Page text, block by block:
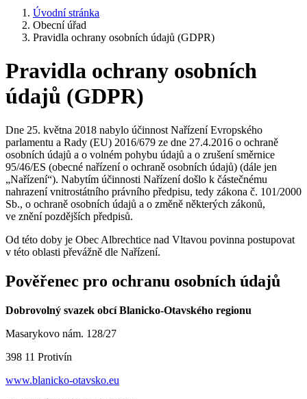
Úvodní stránka
Obecní úřad
Pravidla ochrany osobních údajů (GDPR)
Pravidla ochrany osobních
údajů (GDPR)
Dne 25. května 2018 nabylo účinnost Nařízení Evropského
parlamentu a Rady (EU) 2016/679 ze dne 27.4.2016 o ochraně
osobních údajů a o volném pohybu údajů a o zrušení směrnice
95/46/ES (obecné nařízení o ochraně osobních údajů) (dále jen
„Nařízení“). Nabytím účinnosti Nařízení došlo k částečnému
nahrazení vnitrostátního právního předpisu, tedy zákona č. 101/2000
Sb., o ochraně osobních údajů a o změně některých zákonů,
ve znění pozdějších předpisů.
Od této doby je Obec Albrechtice nad Vltavou povinna postupovat
v této oblasti převážně dle Nařízení.
Pověřenec pro ochranu osobních údajů
Dobrovolný svazek obcí Blanicko-Otavského regionu
Masarykovo nám. 128/27
398 11 Protivín
www.blanicko-otavsko.eu